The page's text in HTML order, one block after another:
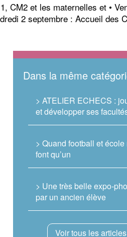
CM2 et les maternelles et •
2 septembre : Accueil des
Dans la même
> ATELIER ECHECS :
et développer ses
> Quand football et école
font qu’un
> Une très belle expo-
par un ancien élève
Voir tous les articles